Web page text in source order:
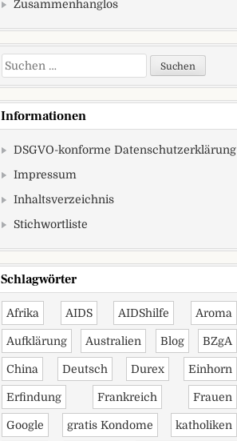
Zusammenhanglos
Suchen nach:
Informationen
DSGVO-konforme Datenschutzerklärung
Impressum
Inhaltsverzeichnis
Stichwortliste
Schlagwörter
Afrika AIDS AIDShilfe Aroma
Aufklärung Australien Blog BZgA
China Deutsch Durex Einhorn
Erfindung Frankreich Frauen
Google gratis Kondome katholiken